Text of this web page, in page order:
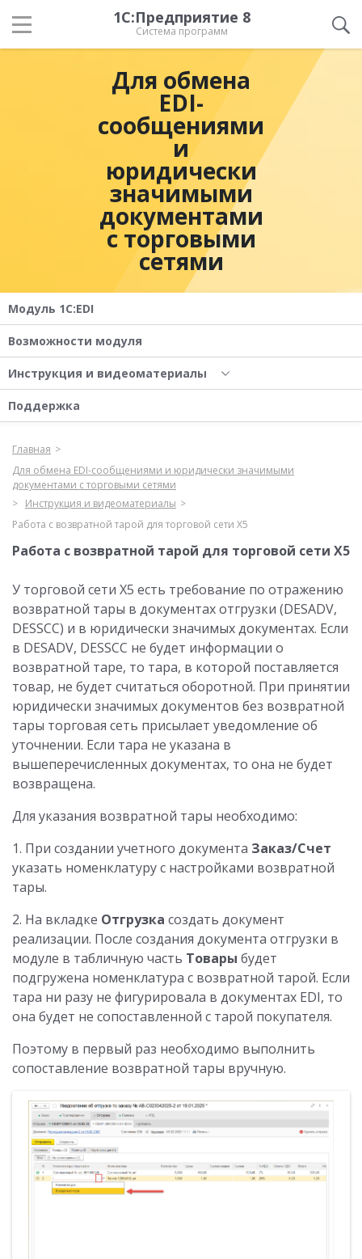
1С:Предприятие 8
Система программ
Для обмена
EDI-
сообщениями
и
юридически
значимыми
документами
с торговыми
сетями
Модуль 1C:EDI
Возможности модуля
Инструкция и видеоматериалы
Поддержка
Главная
Для обмена EDI-сообщениями и юридически значимыми
документами с торговыми сетями
Инструкция и видеоматериалы
Работа с возвратной тарой для торговой сети X5
Работа с возвратной тарой для торговой сети X5
У торговой сети X5 есть требование по отражению
возвратной тары в документах отгрузки (DESADV,
DESSCC) и в юридически значимых документах. Если
в DESADV, DESSCC не будет информации о
возвратной таре, то тара, в которой поставляется
товар, не будет считаться оборотной. При принятии
юридически значимых документов без возвратной
тары торговая сеть присылает уведомление об
уточнении. Если тара не указана в
вышеперечисленных документах, то она не будет
возвращена.
Для указания возвратной тары необходимо:
1. При создании учетного документа Заказ/Счет
указать номенклатуру с настройками возвратной
тары.
2. На вкладке Отгрузка создать документ
реализации. После создания документа отгрузки в
модуле в табличную часть Товары будет
подгружена номенклатура с возвратной тарой. Если
тара ни разу не фигурировала в документах EDI, то
она будет не сопоставленной с тарой покупателя.
Поэтому в первый раз необходимо выполнить
сопоставление возвратной тары вручную.